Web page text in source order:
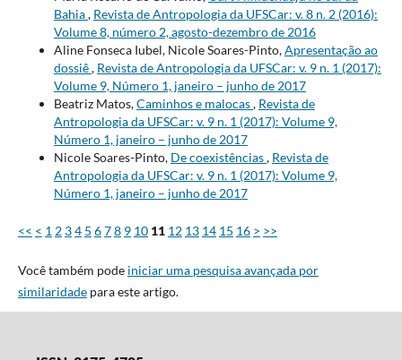
Bahia, Revista de Antropologia da UFSCar: v. 8 n. 2 (2016):
Volume 8, número 2, agosto-dezembro de 2016
Aline Fonseca Iubel, Nicole Soares-Pinto,Apresentação ao
dossiê, Revista de Antropologia da UFSCar: v. 9 n. 1 (2017):
Volume 9, Número 1, janeiro – junho de 2017
Beatriz Matos,Caminhos e malocas, Revista de
Antropologia da UFSCar: v. 9 n. 1 (2017): Volume 9,
Número 1, janeiro – junho de 2017
Nicole Soares-Pinto, De coexistências, Revista de
Antropologia da UFSCar: v. 9 n. 1 (2017): Volume 9,
Número 1, janeiro – junho de 2017
<< < 1 2 34 5 678 9 10 11 12 13 14 15 16 > >>
Você também pode iniciar uma pesquisa avançada por
similaridadepara este artigo.